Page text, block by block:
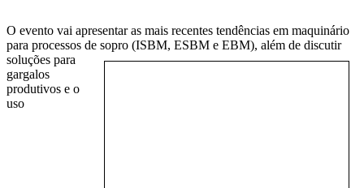
O evento vai apresentar as mais recentes tendências em maquinário
para processos de sopro (ISBM, ESBM e EBM), além de discutir
soluções para
gargalos
produtivos e o
uso